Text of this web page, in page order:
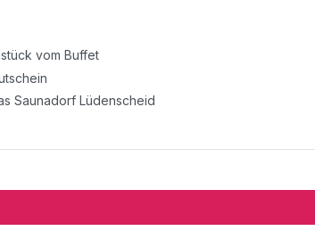
vom Buffet
Saunadorf Lüdenscheid